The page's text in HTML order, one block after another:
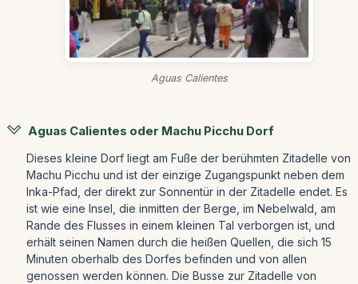
Aguas Calientes
Aguas Calientes oder Machu Picchu Dorf
Dieses kleine Dorf liegt am Fuße der berühmten Zitadelle von
Machu Picchu und ist der einzige Zugangspunkt neben dem
Inka-Pfad, der direkt zur Sonnentür in der Zitadelle endet. Es
ist wie eine Insel, die inmitten der Berge, im Nebelwald, am
Rande des Flusses in einem kleinen Tal verborgen ist, und
erhält seinen Namen durch die heißen Quellen, die sich 15
Minuten oberhalb des Dorfes befinden und von allen
genossen werden können. Die Busse zur Zitadelle von